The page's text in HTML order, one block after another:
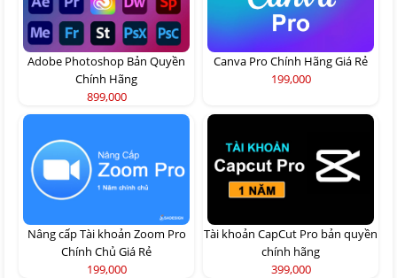
Adobe Photoshop Bản Quyền
Chính Hãng
899,000
Canva Pro Chính Hãng Giá Rẻ
199,000
Nâng cấp Tài khoản Zoom Pro
Chính Chủ Giá Rẻ
199,000
Tài khoản CapCut Pro bản quyền
chính hãng
399,000